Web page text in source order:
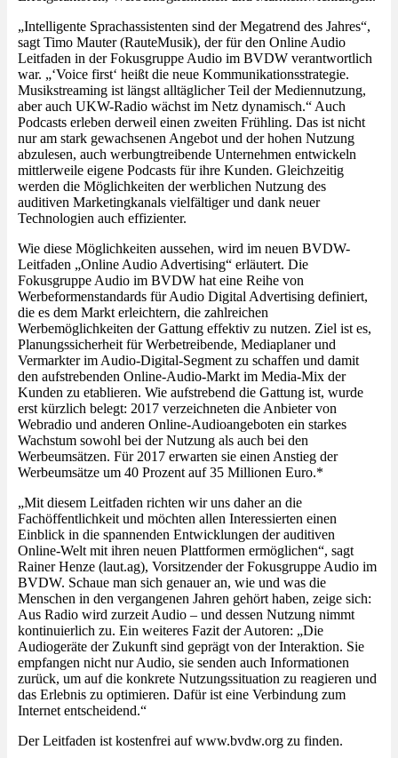
„Intelligente Sprachassistenten sind der Megatrend des Jahres“,
sagt Timo Mauter (RauteMusik), der für den Online Audio
Leitfaden in der Fokusgruppe Audio im BVDW verantwortlich
war. „‘Voice first‘ heißt die neue Kommunikationsstrategie.
Musikstreaming ist längst alltäglicher Teil der Mediennutzung,
aber auch UKW-Radio wächst im Netz dynamisch.“ Auch
Podcasts erleben derweil einen zweiten Frühling. Das ist nicht
nur am stark gewachsenen Angebot und der hohen Nutzung
abzulesen, auch werbungtreibende Unternehmen entwickeln
mittlerweile eigene Podcasts für ihre Kunden. Gleichzeitig
werden die Möglichkeiten der werblichen Nutzung des
auditiven Marketingkanals vielfältiger und dank neuer
Technologien auch effizienter.
Wie diese Möglichkeiten aussehen, wird im neuen BVDW-
Leitfaden „Online Audio Advertising“ erläutert. Die
Fokusgruppe Audio im BVDW hat eine Reihe von
Werbeformenstandards für Audio Digital Advertising definiert,
die es dem Markt erleichtern, die zahlreichen
Werbemöglichkeiten der Gattung effektiv zu nutzen. Ziel ist es,
Planungssicherheit für Werbetreibende, Mediaplaner und
Vermarkter im Audio-Digital-Segment zu schaffen und damit
den aufstrebenden Online-Audio-Markt im Media-Mix der
Kunden zu etablieren. Wie aufstrebend die Gattung ist, wurde
erst kürzlich belegt: 2017 verzeichneten die Anbieter von
Webradio und anderen Online-Audioangeboten ein starkes
Wachstum sowohl bei der Nutzung als auch bei den
Werbeumsätzen. Für 2017 erwarten sie einen Anstieg der
Werbeumsätze um 40 Prozent auf 35 Millionen Euro.*
„Mit diesem Leitfaden richten wir uns daher an die
Fachöffentlichkeit und möchten allen Interessierten einen
Einblick in die spannenden Entwicklungen der auditiven
Online-Welt mit ihren neuen Plattformen ermöglichen“, sagt
Rainer Henze (laut.ag), Vorsitzender der Fokusgruppe Audio im
BVDW. Schaue man sich genauer an, wie und was die
Menschen in den vergangenen Jahren gehört haben, zeige sich:
Aus Radio wird zurzeit Audio – und dessen Nutzung nimmt
kontinuierlich zu. Ein weiteres Fazit der Autoren: „Die
Audiogeräte der Zukunft sind geprägt von der Interaktion. Sie
empfangen nicht nur Audio, sie senden auch Informationen
zurück, um auf die konkrete Nutzungssituation zu reagieren und
das Erlebnis zu optimieren. Dafür ist eine Verbindung zum
Internet entscheidend.“
Der Leitfaden ist kostenfrei auf www.bvdw.org zu finden.